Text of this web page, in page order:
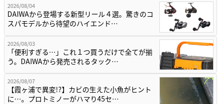
2026/08/04
DAIWAから登場する新型リール４選。驚きのコ
スパモデルから待望のハイエンド…
2026/08/03
「便利すぎる…」これ１つ買うだけで全てが揃
う。DAIWAから発売されるタック…
2026/08/07
【霞ヶ浦で異変!?】カビの生えた小魚がヒント
に…。プロトミノーがハマり45セ…